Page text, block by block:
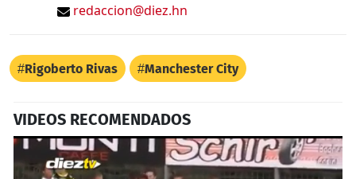
redaccion@diez.hn
Rigoberto Rivas Manchester City
VIDEOS RECOMENDADOS